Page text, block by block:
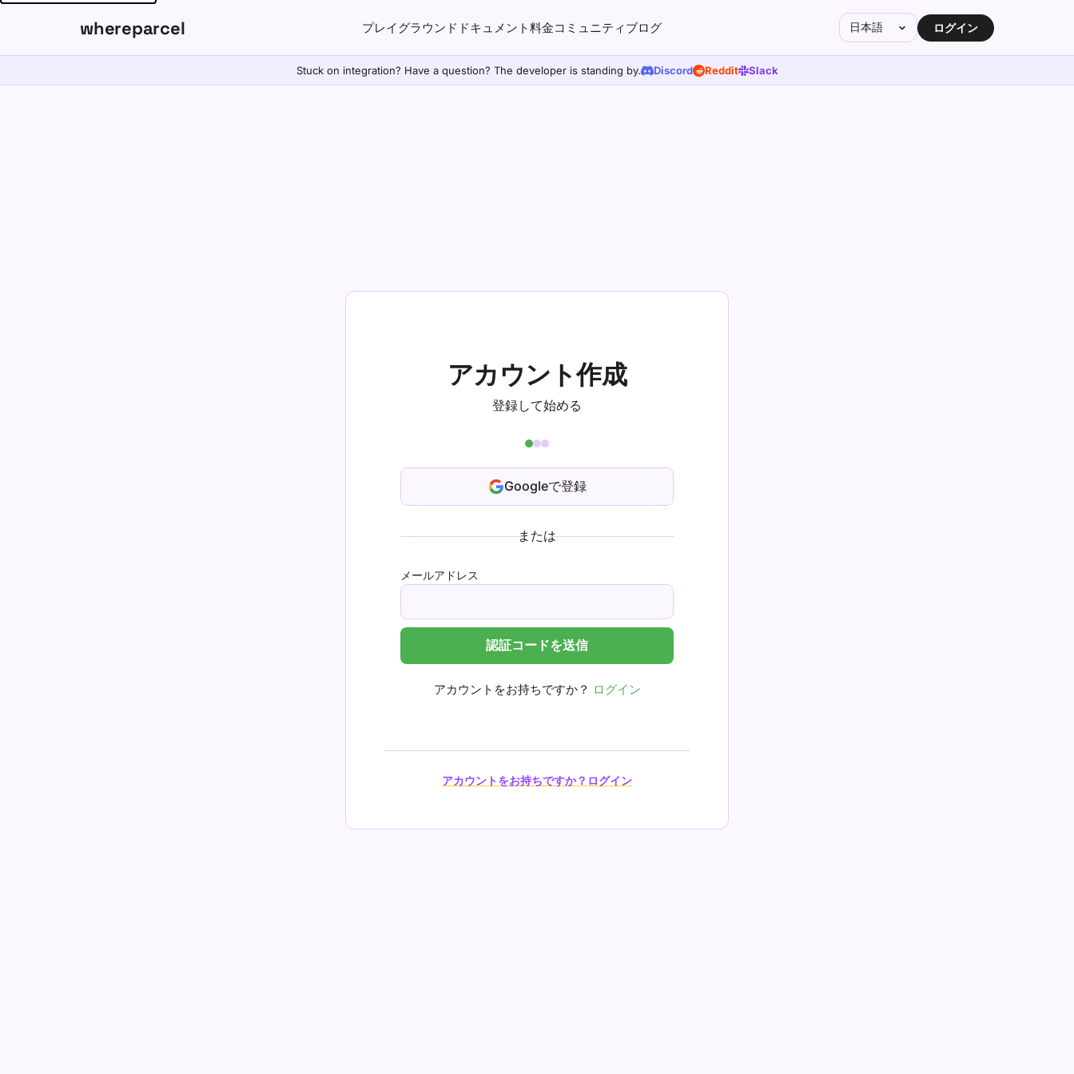
whereparcel プレイグラウンド ドキュメント料金コミュニティ ブログ 日本語 ログイン
Stuck on integration? Have a question? The developer is standing by. Discord Reddit Slack
アカウント作成
登録して始める
Googleで登録
または
メールアドレス
認証コードを送信
アカウントをお持ちですか？ ログイン
アカウントをお持ちですか？ログイン